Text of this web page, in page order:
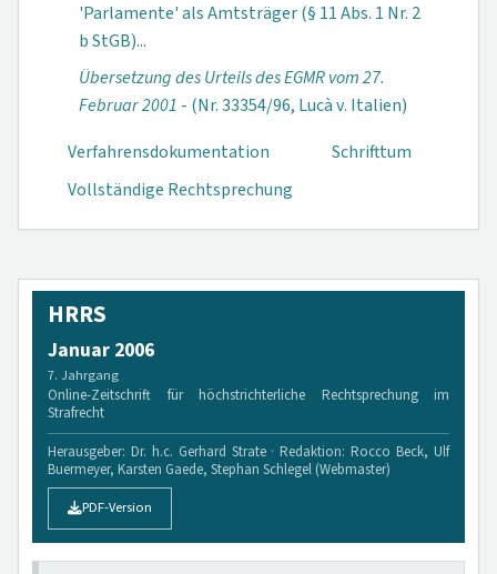
'Par­lamente' als Amtsträger (§ 11 Abs. 1 Nr. 2
b StGB)...
Übersetzung des Urteils des EGMR vom 27.
Februar 2001 - (Nr. 33354/96, Lucà v. Italien)
Verfahrensdokumen­tation
Schrifttum
Vollständige Rechtsprechung
HRRS
Januar 2006
7. Jahrgang
Online-Zeitschrift für höchstrichterliche Rechtsprechung im
Strafrecht
Herausgeber: Dr. h.c. Gerhard Strate · Redaktion: Rocco Beck, Ulf
Buermeyer, Karsten Gaede, Stephan Schlegel (Webmaster)
PDF-Version